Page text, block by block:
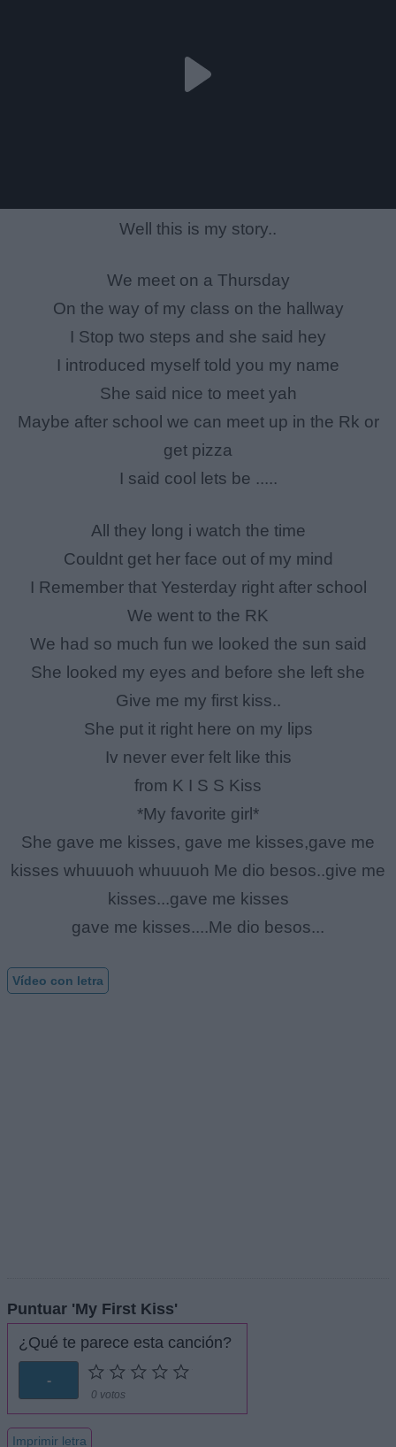
Well this is my story..
We meet on a Thursday
On the way of my class on the hallway
I Stop two steps and she said hey
I introduced myself told you my name
She said nice to meet yah
Maybe after school we can meet up in the Rk or
get pizza
I said cool lets be .....
All they long i watch the time
Couldnt get her face out of my mind
I Remember that Yesterday right after school
We went to the RK
We had so much fun we looked the sun said
She looked my eyes and before she left she
Give me my first kiss..
She put it right here on my lips
Iv never ever felt like this
from K I S S Kiss
*My favorite girl*
She gave me kisses, gave me kisses,gave me
kisses whuuuoh whuuuoh Me dio besos..give me
kisses...gave me kisses
gave me kisses....Me dio besos...
Vídeo con letra
Puntuar 'My First Kiss'
¿Qué te parece esta canción?
-
0 votos
Imprimir letra